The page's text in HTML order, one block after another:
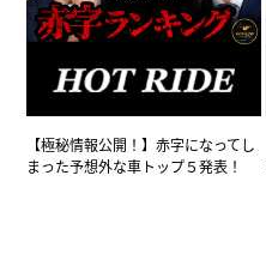
【極秘情報公開！】赤字になってし
まった予想外な車トップ５発表！